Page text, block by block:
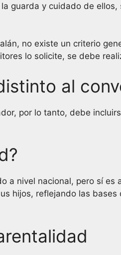
guarda y cuidado de
no existe un criterio
lo solicite, se debe
al
por lo tanto, debe
a nivel nacional, pero sí
hijos, reflejando las